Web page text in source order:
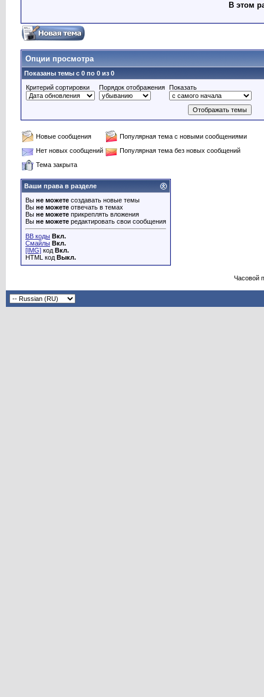
В этом
Опции просмотра
Показаны темы с 0 по 0 из 0
Критерий сортировки
Порядок отображения Показать
Новые сообщения
Популярная тема с новыми сообщениями
Нет новых сообщений
Популярная тема без новых сообщений
Тема закрыта
Ваши права в разделе
Вы не можете создавать новые темы
Вы не можете отвечать в темах
Вы не можете прикреплять вложения
Вы не можете редактировать свои сообщения
BB коды Вкл.
Смайлы Вкл.
[IMG] код Вкл.
HTML код Выкл.
Часовой